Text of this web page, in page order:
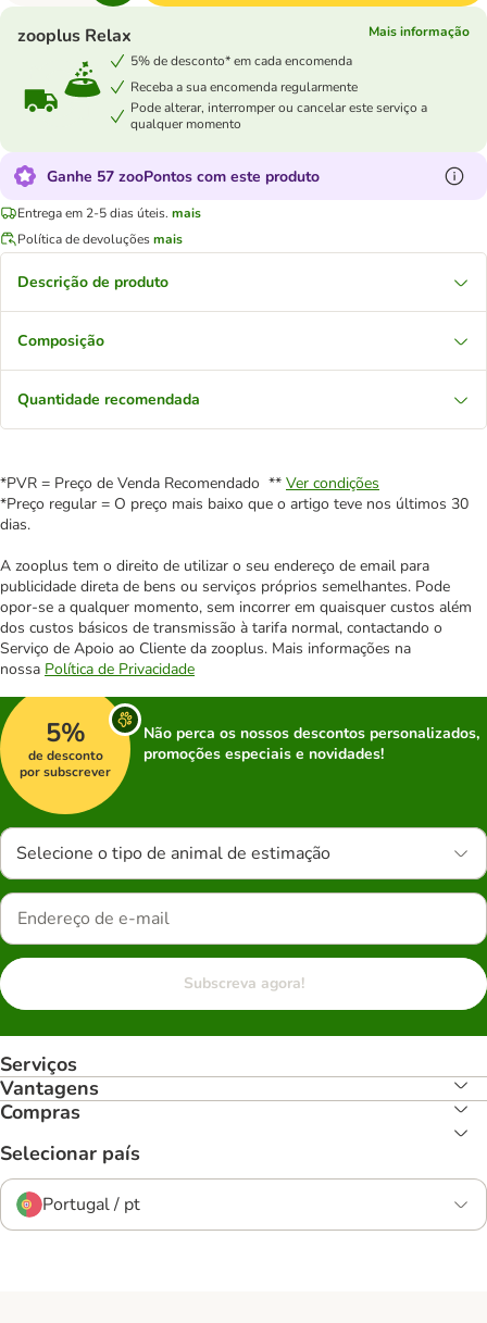
zooplus Relax
Mais informação
5% de desconto* em cada encomenda
Receba a sua encomenda regularmente
Pode alterar, interromper ou cancelar este serviço a
qualquer momento
Ganhe 57 zooPontos com este produto
Entrega em 2-5 dias úteis. mais
Política de devoluçõesmais
Descrição de produto
Composição
Quantidade recomendada
*PVR = Preço de Venda Recomendado ** Ver condições
*Preço regular = O preço mais baixo que o artigo teve nos últimos 30
dias.
A zooplus tem o direito de utilizar o seu endereço de email para
publicidade direta de bens ou serviços próprios semelhantes. Pode
opor-se a qualquer momento, sem incorrer em quaisquer custos além
dos custos básicos de transmissão à tarifa normal, contactando o
Serviço de Apoio ao Cliente da zooplus. Mais informações na
nossa Política de Privacidade
5%
de desconto
por subscrever
Não perca os nossos descontos personalizados,
promoções especiais e novidades!
Selecione o tipo de animal de estimação
Subscreva agora!
Serviços
Vantagens
Compras
Selecionar país
Portugal / pt